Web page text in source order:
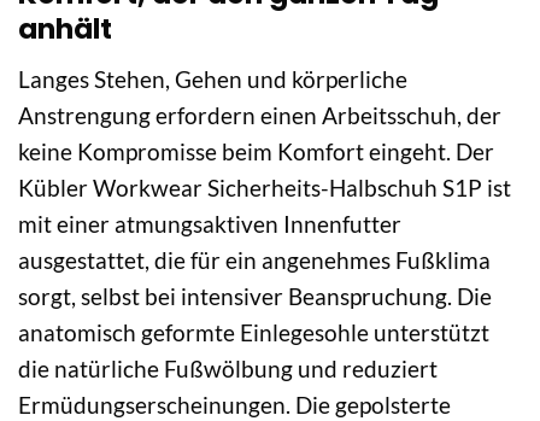
anhält
Langes Stehen, Gehen und körperliche
Anstrengung erfordern einen Arbeitsschuh, der
keine Kompromisse beim Komfort eingeht. Der
Kübler Workwear Sicherheits-Halbschuh S1P ist
mit einer atmungsaktiven Innenfutter
ausgestattet, die für ein angenehmes Fußklima
sorgt, selbst bei intensiver Beanspruchung. Die
anatomisch geformte Einlegesohle unterstützt
die natürliche Fußwölbung und reduziert
Ermüdungserscheinungen. Die gepolsterte